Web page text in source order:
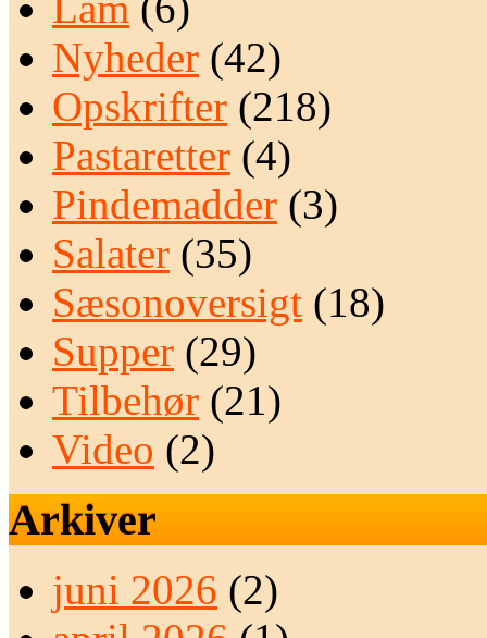
Nyheder (42)
Opskrifter (218)
Pastaretter (4)
Pindemadder (3)
Salater (35)
Sæsonoversigt (18)
Supper (29)
Tilbehør (21)
Video (2)
Arkiver
juni 2026 (2)